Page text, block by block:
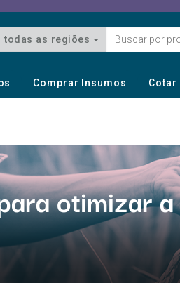
Buscar em todas as regiões
Comprar Insumos Cotar
otimizar